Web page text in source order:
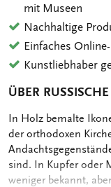
mit Museen
Nachhaltige
Einfaches
Kunstliebhaber
ÜBER
OMSCHRIJVING
In Holz bemalte
der orthodoxen
sind. In Kupfer oder
weniger bekannt,